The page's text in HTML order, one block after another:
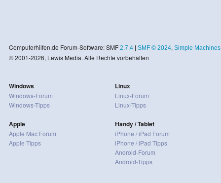
Computerhilfen.de Forum-Software: SMF 2.7.4| SMF © 2024, Simple Machines
© 2001-2026, Lewis Media. Alle Rechte vorbehalten
Windows
Windows-Forum
Windows-Tipps
Apple
Apple Mac Forum
Apple Tipps
Linux
Linux-Forum
Linux-Tipps
Handy / Tablet
iPhone / iPad Forum
iPhone / iPad Tipps
Android-Forum
Android-Tipps